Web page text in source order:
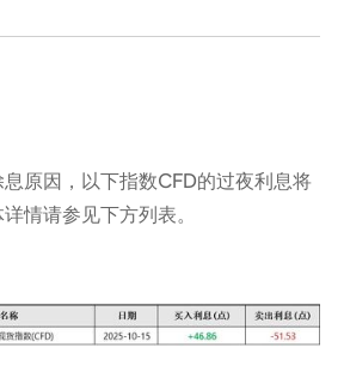
原因，以下指数CFD的过夜利息将
情请参见下方列表。